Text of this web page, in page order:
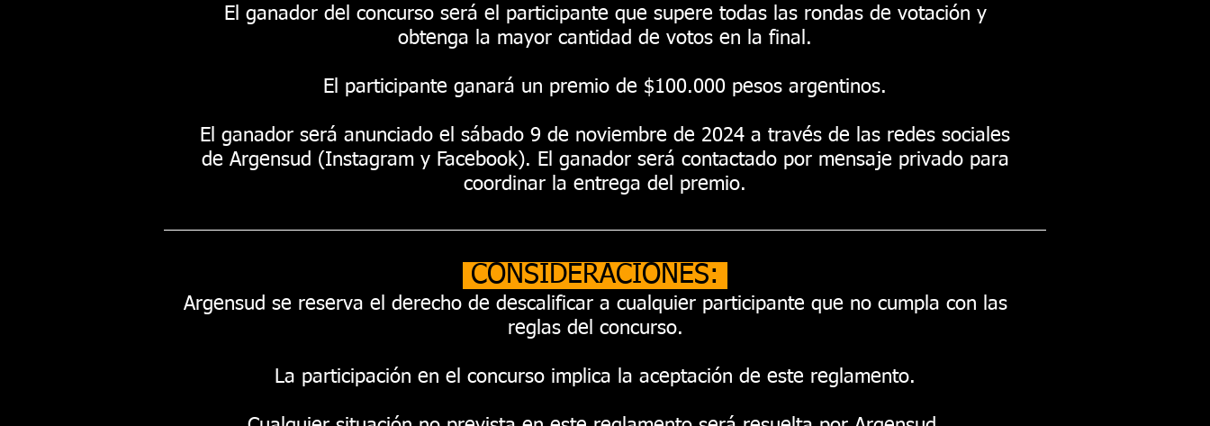
El ganador del concurso será el participante que supere todas las rondas de votación y
obtenga la mayor cantidad de votos en la final.
El participante ganará un premio de $100.000 pesos argentinos.
El ganador será anunciado el sábado 9 de noviembre de 2024 a través de las redes sociales
de Argensud (Instagram y Facebook). El ganador será contactado por mensaje privado para
coordinar la entrega del premio.
CONSIDERACIONES:
Argensud se reserva el derecho de descalificar a cualquier participante que no cumpla con las
reglas del concurso.
La participación en el concurso implica la aceptación de este reglamento.